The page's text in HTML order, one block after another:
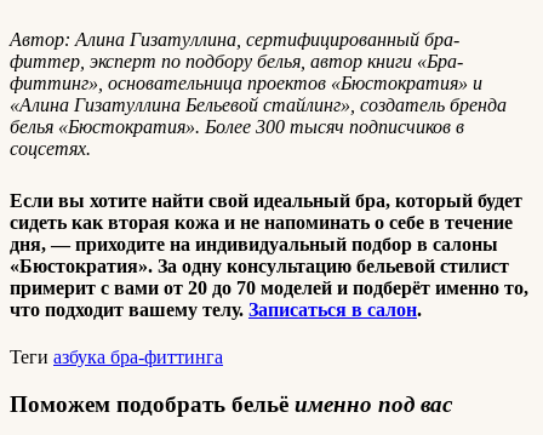
Автор: Алина Гизатуллина, сертифицированный бра-
фиттер, эксперт по подбору белья, автор книги «Бра-
фиттинг», основательница проектов «Бюстократия» и
«Алина Гизатуллина Бельевой стайлинг», создатель бренда
белья «Бюстократия». Более 300 тысяч подписчиков в
соцсетях.
Если вы хотите найти свой идеальный бра, который будет
сидеть как вторая кожа и не напоминать о себе в течение
дня, — приходите на индивидуальный подбор в салоны
«Бюстократия». За одну консультацию бельевой стилист
примерит с вами от 20 до 70 моделей и подберёт именно то,
что подходит вашему телу. Записаться в салон.
Теги азбука бра-фиттинга
Поможем подобрать бельё именно под вас